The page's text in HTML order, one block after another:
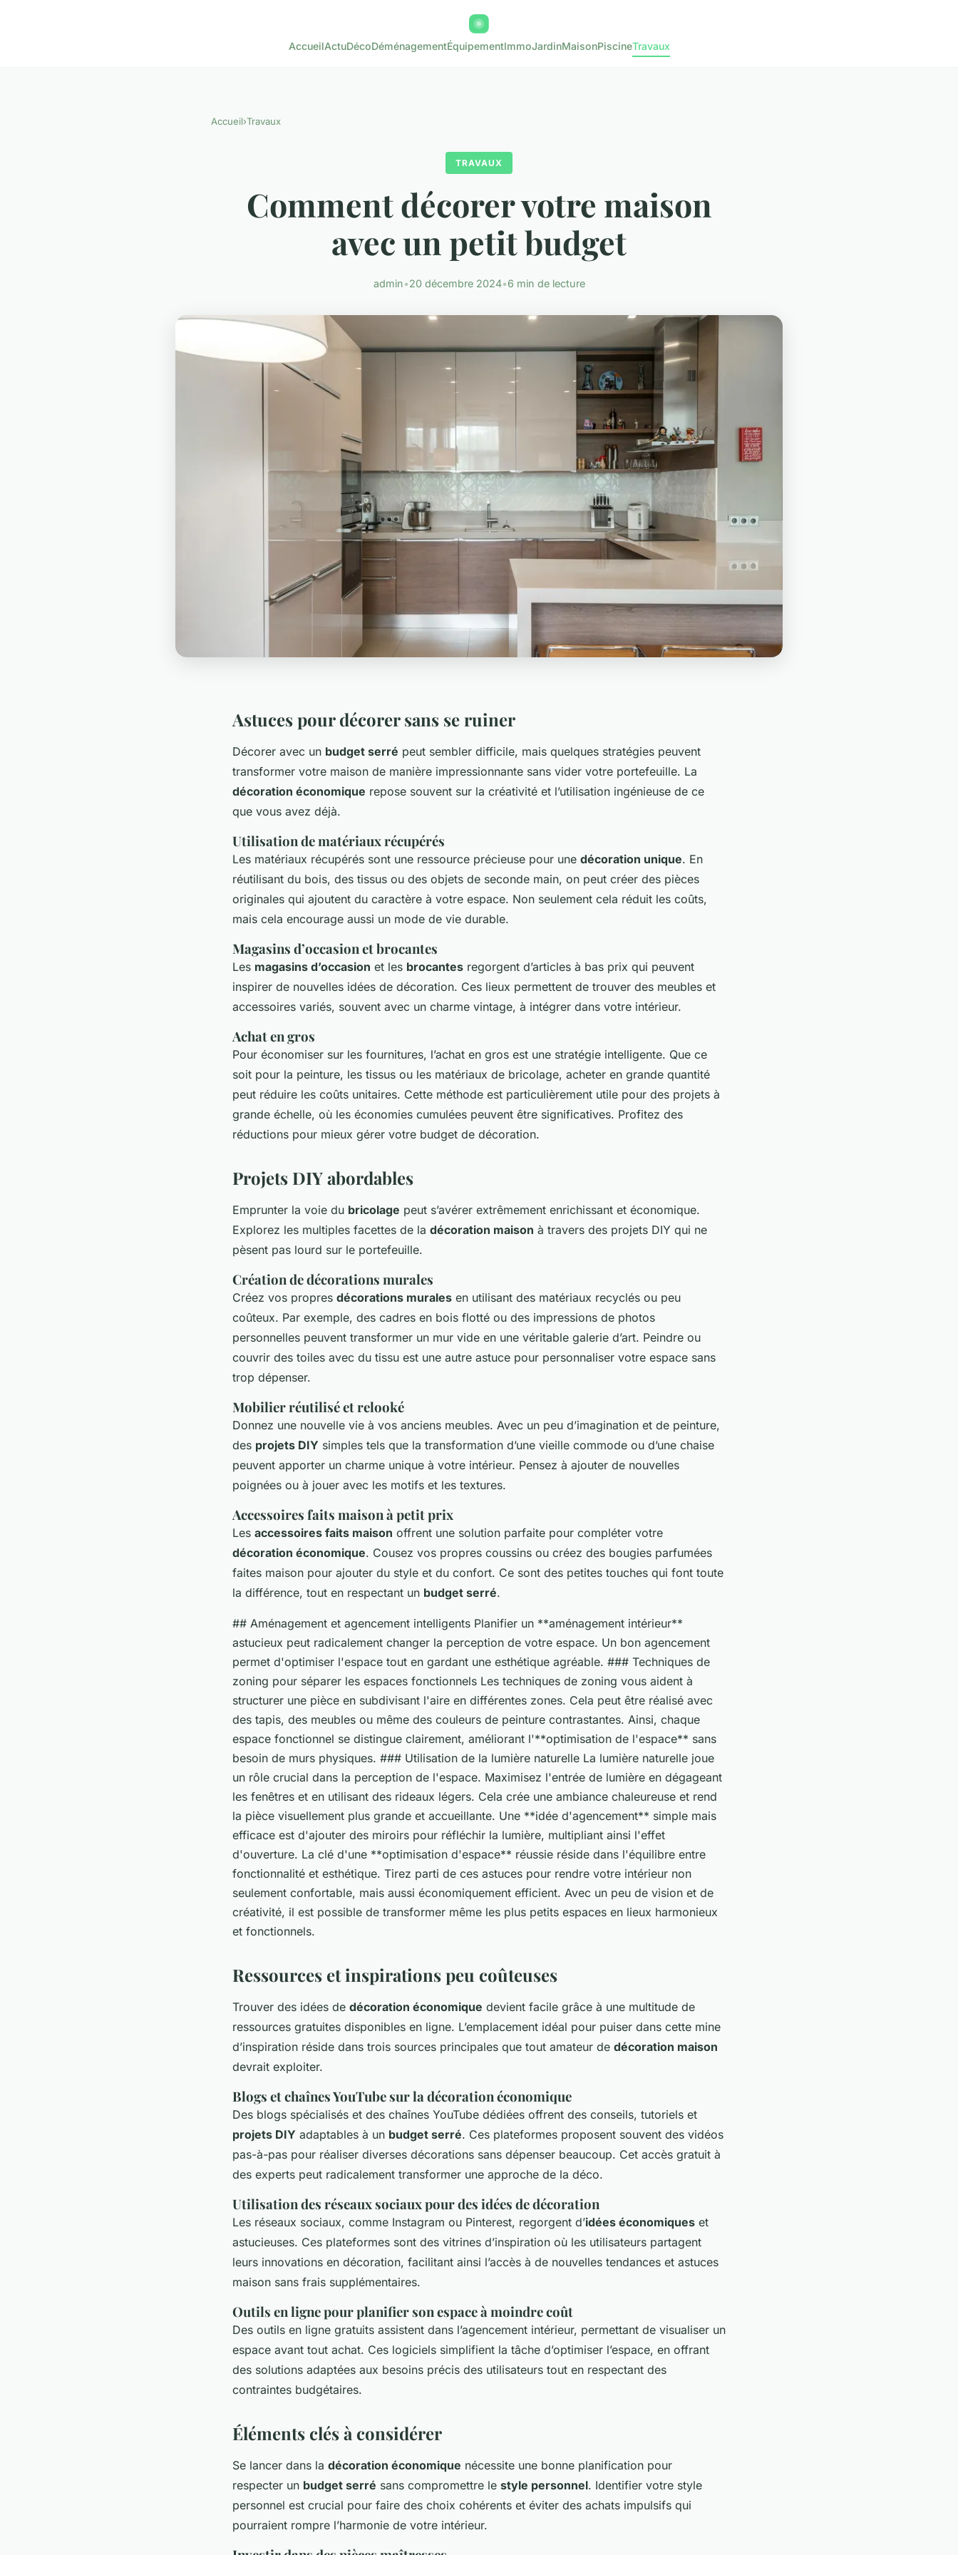
AccueilActuDécoDéménagementÉquipementImmoJardinMaisonPiscineTravaux
Accueil›Travaux
TRAVAUX
Comment décorer votre maison
avec un petit budget
admin•20 décembre 2024•6 min de lecture
Astuces pour décorer sans se ruiner
Décorer avec un budget serré peut sembler difficile, mais quelques stratégies peuvent
transformer votre maison de manière impressionnante sans vider votre portefeuille. La
décoration économique repose souvent sur la créativité et l’utilisation ingénieuse de ce
que vous avez déjà.
Utilisation de matériaux récupérés
Les matériaux récupérés sont une ressource précieuse pour une décoration unique. En
réutilisant du bois, des tissus ou des objets de seconde main, on peut créer des pièces
originales qui ajoutent du caractère à votre espace. Non seulement cela réduit les coûts,
mais cela encourage aussi un mode de vie durable.
Magasins d’occasion et brocantes
Les magasins d’occasion et les brocantes regorgent d’articles à bas prix qui peuvent
inspirer de nouvelles idées de décoration. Ces lieux permettent de trouver des meubles et
accessoires variés, souvent avec un charme vintage, à intégrer dans votre intérieur.
Achat en gros
Pour économiser sur les fournitures, l’achat en gros est une stratégie intelligente. Que ce
soit pour la peinture, les tissus ou les matériaux de bricolage, acheter en grande quantité
peut réduire les coûts unitaires. Cette méthode est particulièrement utile pour des projets à
grande échelle, où les économies cumulées peuvent être significatives. Profitez des
réductions pour mieux gérer votre budget de décoration.
Projets DIY abordables
Emprunter la voie du bricolage peut s’avérer extrêmement enrichissant et économique.
Explorez les multiples facettes de la décoration maison à travers des projets DIY qui ne
pèsent pas lourd sur le portefeuille.
Création de décorations murales
Créez vos propres décorations murales en utilisant des matériaux recyclés ou peu
coûteux. Par exemple, des cadres en bois flotté ou des impressions de photos
personnelles peuvent transformer un mur vide en une véritable galerie d’art. Peindre ou
couvrir des toiles avec du tissu est une autre astuce pour personnaliser votre espace sans
trop dépenser.
Mobilier réutilisé et relooké
Donnez une nouvelle vie à vos anciens meubles. Avec un peu d’imagination et de peinture,
des projets DIY simples tels que la transformation d’une vieille commode ou d’une chaise
peuvent apporter un charme unique à votre intérieur. Pensez à ajouter de nouvelles
poignées ou à jouer avec les motifs et les textures.
Accessoires faits maison à petit prix
Les accessoires faits maison offrent une solution parfaite pour compléter votre
décoration économique. Cousez vos propres coussins ou créez des bougies parfumées
faites maison pour ajouter du style et du confort. Ce sont des petites touches qui font toute
la différence, tout en respectant un budget serré.
## Aménagement et agencement intelligents Planifier un **aménagement intérieur**
astucieux peut radicalement changer la perception de votre espace. Un bon agencement
permet d'optimiser l'espace tout en gardant une esthétique agréable. ### Techniques de
zoning pour séparer les espaces fonctionnels Les techniques de zoning vous aident à
structurer une pièce en subdivisant l'aire en différentes zones. Cela peut être réalisé avec
des tapis, des meubles ou même des couleurs de peinture contrastantes. Ainsi, chaque
espace fonctionnel se distingue clairement, améliorant l'**optimisation de l'espace** sans
besoin de murs physiques. ### Utilisation de la lumière naturelle La lumière naturelle joue
un rôle crucial dans la perception de l'espace. Maximisez l'entrée de lumière en dégageant
les fenêtres et en utilisant des rideaux légers. Cela crée une ambiance chaleureuse et rend
la pièce visuellement plus grande et accueillante. Une **idée d'agencement** simple mais
efficace est d'ajouter des miroirs pour réfléchir la lumière, multipliant ainsi l'effet
d'ouverture. La clé d'une **optimisation d'espace** réussie réside dans l'équilibre entre
fonctionnalité et esthétique. Tirez parti de ces astuces pour rendre votre intérieur non
seulement confortable, mais aussi économiquement efficient. Avec un peu de vision et de
créativité, il est possible de transformer même les plus petits espaces en lieux harmonieux
et fonctionnels.
Ressources et inspirations peu coûteuses
Trouver des idées de décoration économique devient facile grâce à une multitude de
ressources gratuites disponibles en ligne. L’emplacement idéal pour puiser dans cette mine
d’inspiration réside dans trois sources principales que tout amateur de décoration maison
devrait exploiter.
Blogs et chaînes YouTube sur la décoration économique
Des blogs spécialisés et des chaînes YouTube dédiées offrent des conseils, tutoriels et
projets DIY adaptables à un budget serré. Ces plateformes proposent souvent des vidéos
pas-à-pas pour réaliser diverses décorations sans dépenser beaucoup. Cet accès gratuit à
des experts peut radicalement transformer une approche de la déco.
Utilisation des réseaux sociaux pour des idées de décoration
Les réseaux sociaux, comme Instagram ou Pinterest, regorgent d’idées économiques et
astucieuses. Ces plateformes sont des vitrines d’inspiration où les utilisateurs partagent
leurs innovations en décoration, facilitant ainsi l’accès à de nouvelles tendances et astuces
maison sans frais supplémentaires.
Outils en ligne pour planifier son espace à moindre coût
Des outils en ligne gratuits assistent dans l’agencement intérieur, permettant de visualiser un
espace avant tout achat. Ces logiciels simplifient la tâche d’optimiser l’espace, en offrant
des solutions adaptées aux besoins précis des utilisateurs tout en respectant des
contraintes budgétaires.
Éléments clés à considérer
Se lancer dans la décoration économique nécessite une bonne planification pour
respecter un budget serré sans compromettre le style personnel. Identifier votre style
personnel est crucial pour faire des choix cohérents et éviter des achats impulsifs qui
pourraient rompre l’harmonie de votre intérieur.